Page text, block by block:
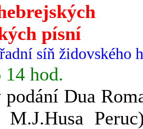
písní
síň židovského
14 hod.
Dua
M.J.Husa